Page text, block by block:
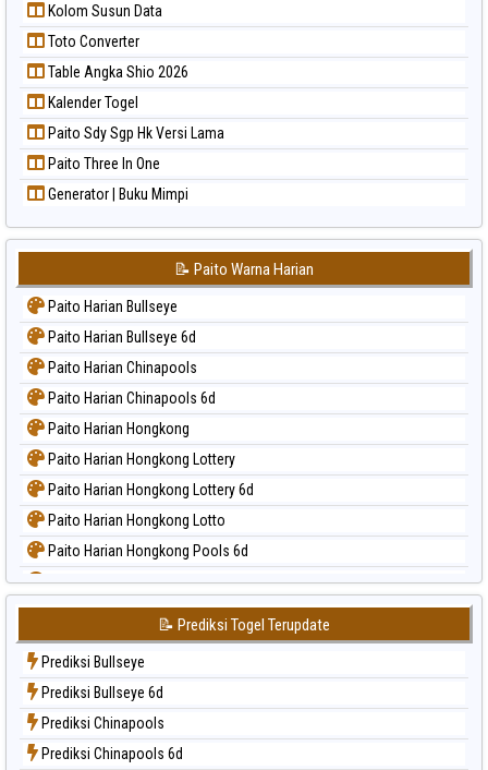
Kolom Susun Data
Toto Converter
Table Angka Shio 2026
Kalender Togel
Paito Sdy Sgp Hk Versi Lama
Paito Three In One
Generator | Buku Mimpi
📝 Paito Warna Harian
Paito Harian Bullseye
Paito Harian Bullseye 6d
Paito Harian Chinapools
Paito Harian Chinapools 6d
Paito Harian Hongkong
Paito Harian Hongkong Lottery
Paito Harian Hongkong Lottery 6d
Paito Harian Hongkong Lotto
Paito Harian Hongkong Pools 6d
Paito Harian Japan
Paito Harian Japan 6d
Paito Harian Korea
Paito Harian Kuda Lari
Paito Harian Magnum Cambodia
Paito Harian Nagoya
Paito Harian New York Midday
📝 Prediksi Togel Terupdate
Prediksi Bullseye
Prediksi Bullseye 6d
Prediksi Chinapools
Prediksi Chinapools 6d